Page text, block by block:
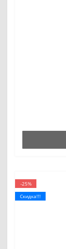
-25%
Скидка!!!